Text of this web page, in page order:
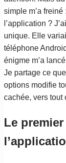
simple m’a
l’application ?
unique. Elle
téléphone
énigme m’a
Je partage ce
options modifie
cachée, vers tout
Le